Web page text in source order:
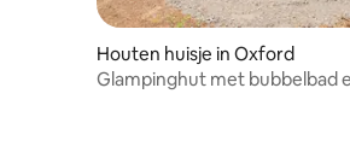
Houten huisje in Oxford
Glampinghut met bubbelbad